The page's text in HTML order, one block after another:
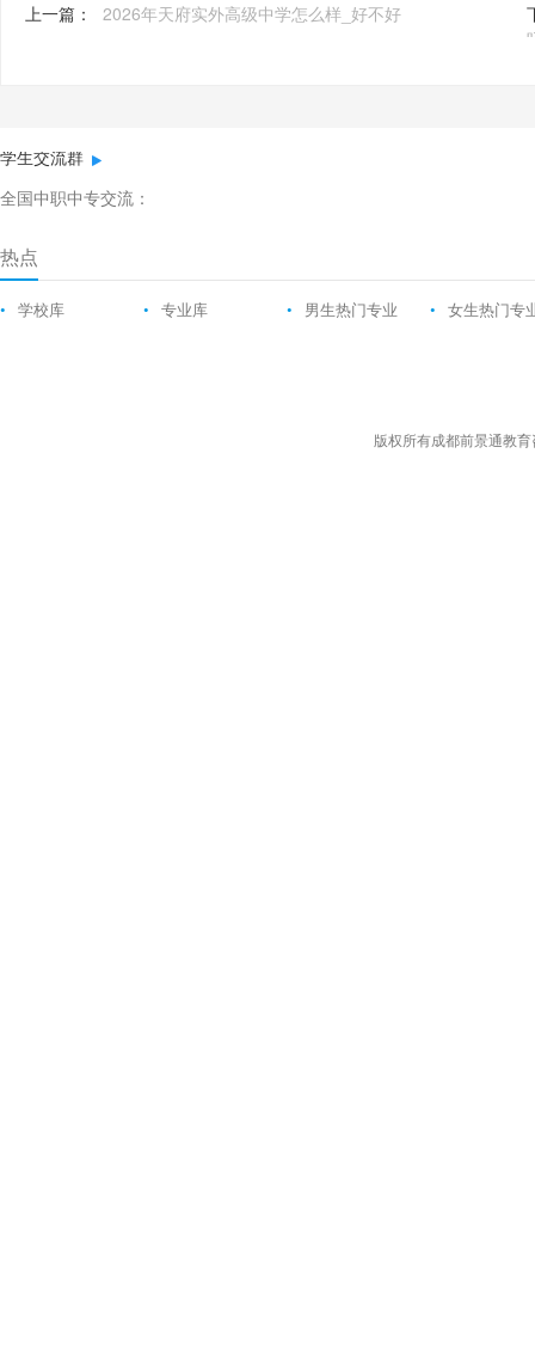
上一篇： 2026年天府实外高级中学怎么样_好不好
学生交流群
全国中职中专交流：
热点
• 学校库 • 专业库 • 男生热门专业 • 女生热门专
版权所有成都前景通教